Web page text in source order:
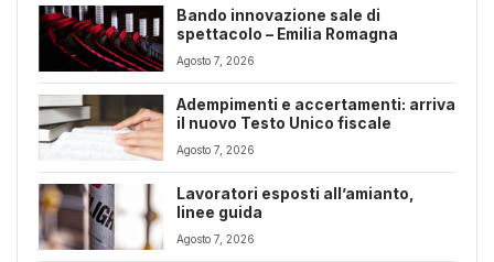
Bando innovazione sale di
spettacolo – Emilia Romagna
Agosto 7, 2026
Adempimenti e accertamenti: arriva
il nuovo Testo Unico fiscale
Agosto 7, 2026
Lavoratori esposti all’amianto,
linee guida
Agosto 7, 2026